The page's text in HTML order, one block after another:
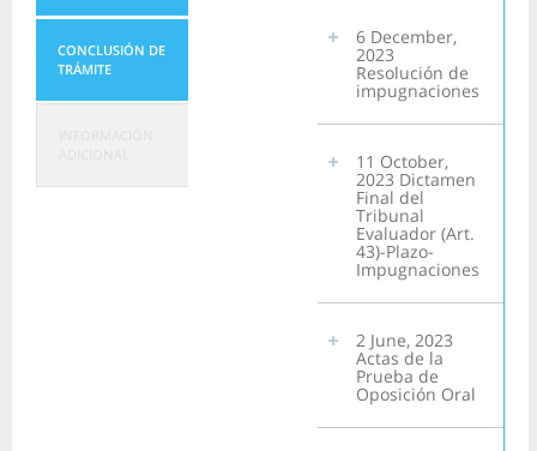
CONCLUSIÓN DE
TRÁMITE
6 December,
2023
Resolución de
impugnaciones
11 October,
2023 Dictamen
Final del
Tribunal
Evaluador (Art.
43)-Plazo-
Impugnaciones
2 June, 2023
Actas de la
Prueba de
Oposición Oral